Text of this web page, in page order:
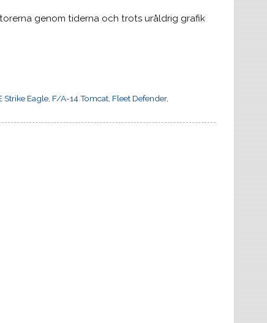
genom tiderna och trots uråldrig grafik
Strike Eagle, F/A-14 Tomcat, Fleet Defender,